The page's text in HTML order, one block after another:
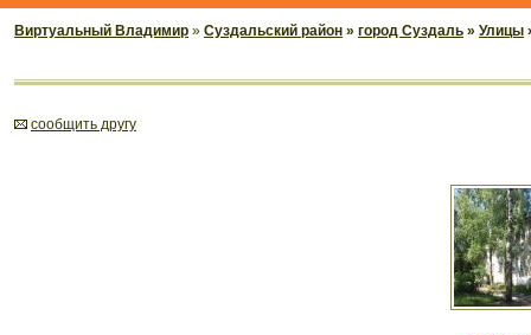
Виртуальный Владимир » Суздальский район » город Суздаль » Улицы
cообщить другу